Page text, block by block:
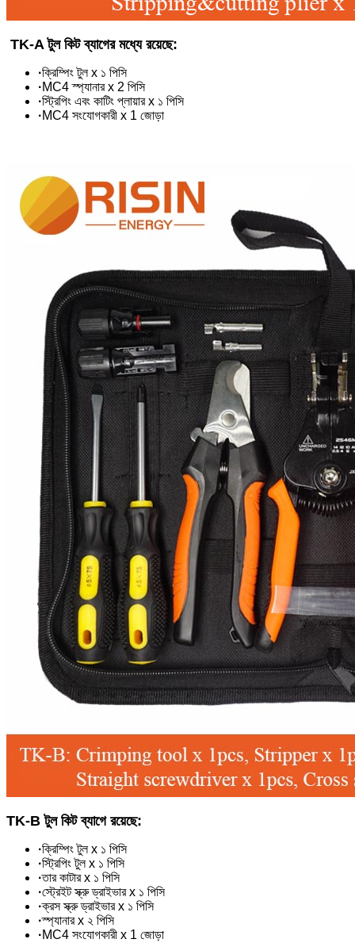
TK-A টুল কিট ব্যাগের মধ্যে রয়েছে:
·ক্রিম্পিং টুল x ১ পিসি
·MC4 স্প্যানার x 2 পিসি
·স্ট্রিপিং এবং কাটিং প্লায়ার x ১ পিসি
·MC4 সংযোগকারী x 1 জোড়া
TK-B টুল কিট ব্যাগে রয়েছে:
·ক্রিম্পিং টুল x ১ পিসি
·স্ট্রিপিং টুল x ১ পিসি
·তার কাটার x ১ পিসি
·স্ট্রেইট স্ক্রু ড্রাইভার x ১ পিসি
·ক্রস স্ক্রু ড্রাইভার x ১ পিসি
·স্প্যানার x ২ পিসি
·MC4 সংযোগকারী x 1 জোড়া